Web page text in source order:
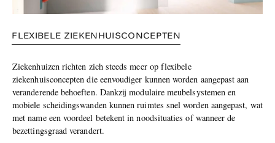
FLEXIBELE ZIEKENHUISCONCEPTEN
Ziekenhuizen richten zich steeds meer op flexibele
ziekenhuisconcepten die eenvoudiger kunnen worden aangepast aan
veranderende behoeften. Dankzij modulaire meubelsystemen en
mobiele scheidingswanden kunnen ruimtes snel worden aangepast, wat
met name een voordeel betekent in noodsituaties of wanneer de
bezettingsgraad verandert.